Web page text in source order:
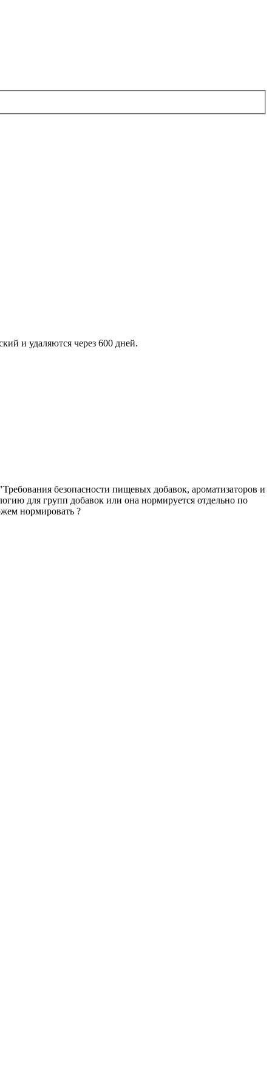
и удаляются через 600 дней.
безопасности пищевых добавок, ароматизаторов и
для групп добавок или она нормируется отдельно по
нормировать ?